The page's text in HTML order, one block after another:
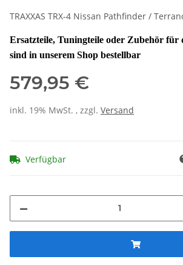
TRAXXAS TRX-4 Nissan Pathfinder /
Ersatzteile, Tuningteile oder Zubehör für
sind in unserem Shop bestellbar
579,95 €
inkl. 19% MwSt. , zzgl. Versand
Verfügbar